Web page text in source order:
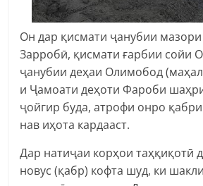
Он дар қисмати ҷанубии
Зарробӣ, қисмати ғарбии сойи
ҷанубии деҳаи Олимобод
и Ҷамоати деҳоти Фароби
ҷойгир буда, атрофи онро
нав иҳота кардааст.
Дар натиҷаи корҳои таҳқиқотӣ
новус (қабр) кофта шуд, ки